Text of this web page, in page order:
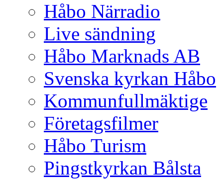
Håbo Närradio
Live sändning
Håbo Marknads AB
Svenska kyrkan Håbo
Kommunfullmäktige
Företagsfilmer
Håbo Turism
Pingstkyrkan Bålsta